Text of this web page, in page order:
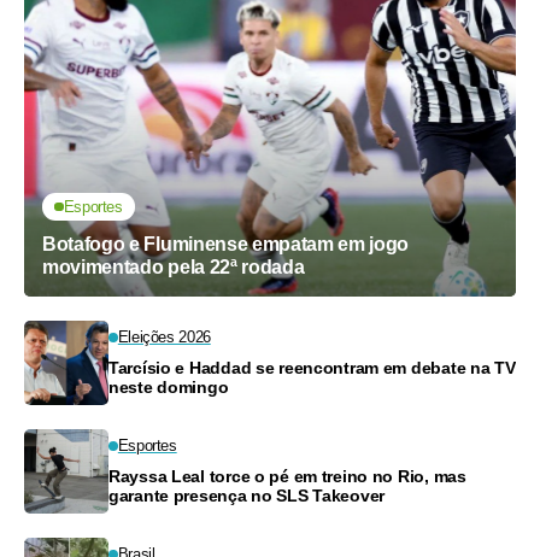
Esportes
Botafogo e Fluminense empatam em jogo
movimentado pela 22ª rodada
Eleições 2026
Tarcísio e Haddad se reencontram em debate na TV
neste domingo
Esportes
Rayssa Leal torce o pé em treino no Rio, mas
garante presença no SLS Takeover